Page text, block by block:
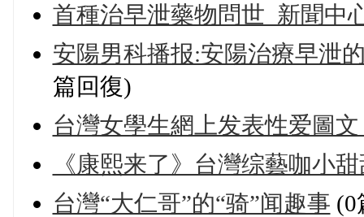
首種治早泄藥物問世_新聞中
安陽男科播报:安陽治療早泄
篇回復)
台灣女學生網上发表性爱圖
《康熙来了》台灣综藝咖小
台灣“大仁哥”的“骑”闻趣事 (0